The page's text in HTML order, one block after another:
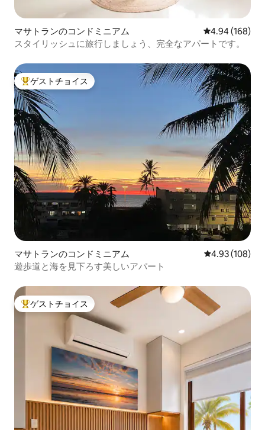
マサトランのコンドミニアム レビュー168
4.94 (168)
スタイリッシュに旅行しましょう、完全なアパートです。
大好評のゲストチョイスです。
ゲストチョイス
マサトランのコンドミニアム レビュー108
4.93 (108)
遊歩道と海を見下ろす美しいアパート
大好評のゲストチョイスです。
ゲストチョイス